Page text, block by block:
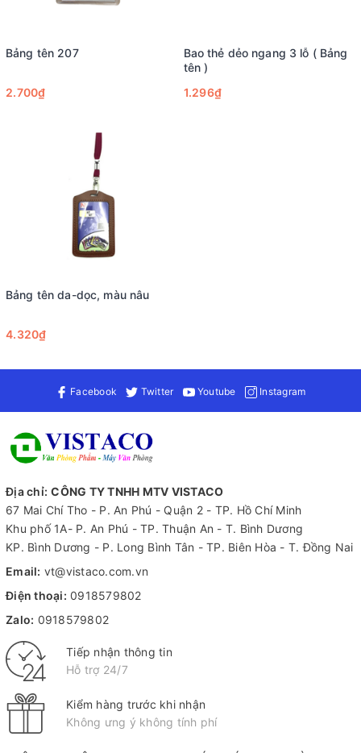
Bảng tên 207
2.700₫
Bao thẻ dẻo ngang 3 lỗ ( Bảng
tên )
1.296₫
Bảng tên da-dọc, màu nâu
4.320₫
Facebook Twitter Youtube Instagram
Địa chỉ: CÔNG TY TNHH MTV VISTACO
67 Mai Chí Tho - P. An Phú - Quận 2 - TP. Hồ Chí Minh
Khu phố 1A- P. An Phú - TP. Thuận An - T. Bình Dương
KP. Bình Dương - P. Long Bình Tân - TP. Biên Hòa - T. Đồng Nai
Email: vt@vistaco.com.vn
Điện thoại: 0918579802
Zalo: 0918579802
Tiếp nhận thông tin
Hỗ trợ 24/7
Kiểm hàng trước khi nhận
Không ưng ý không tính phí